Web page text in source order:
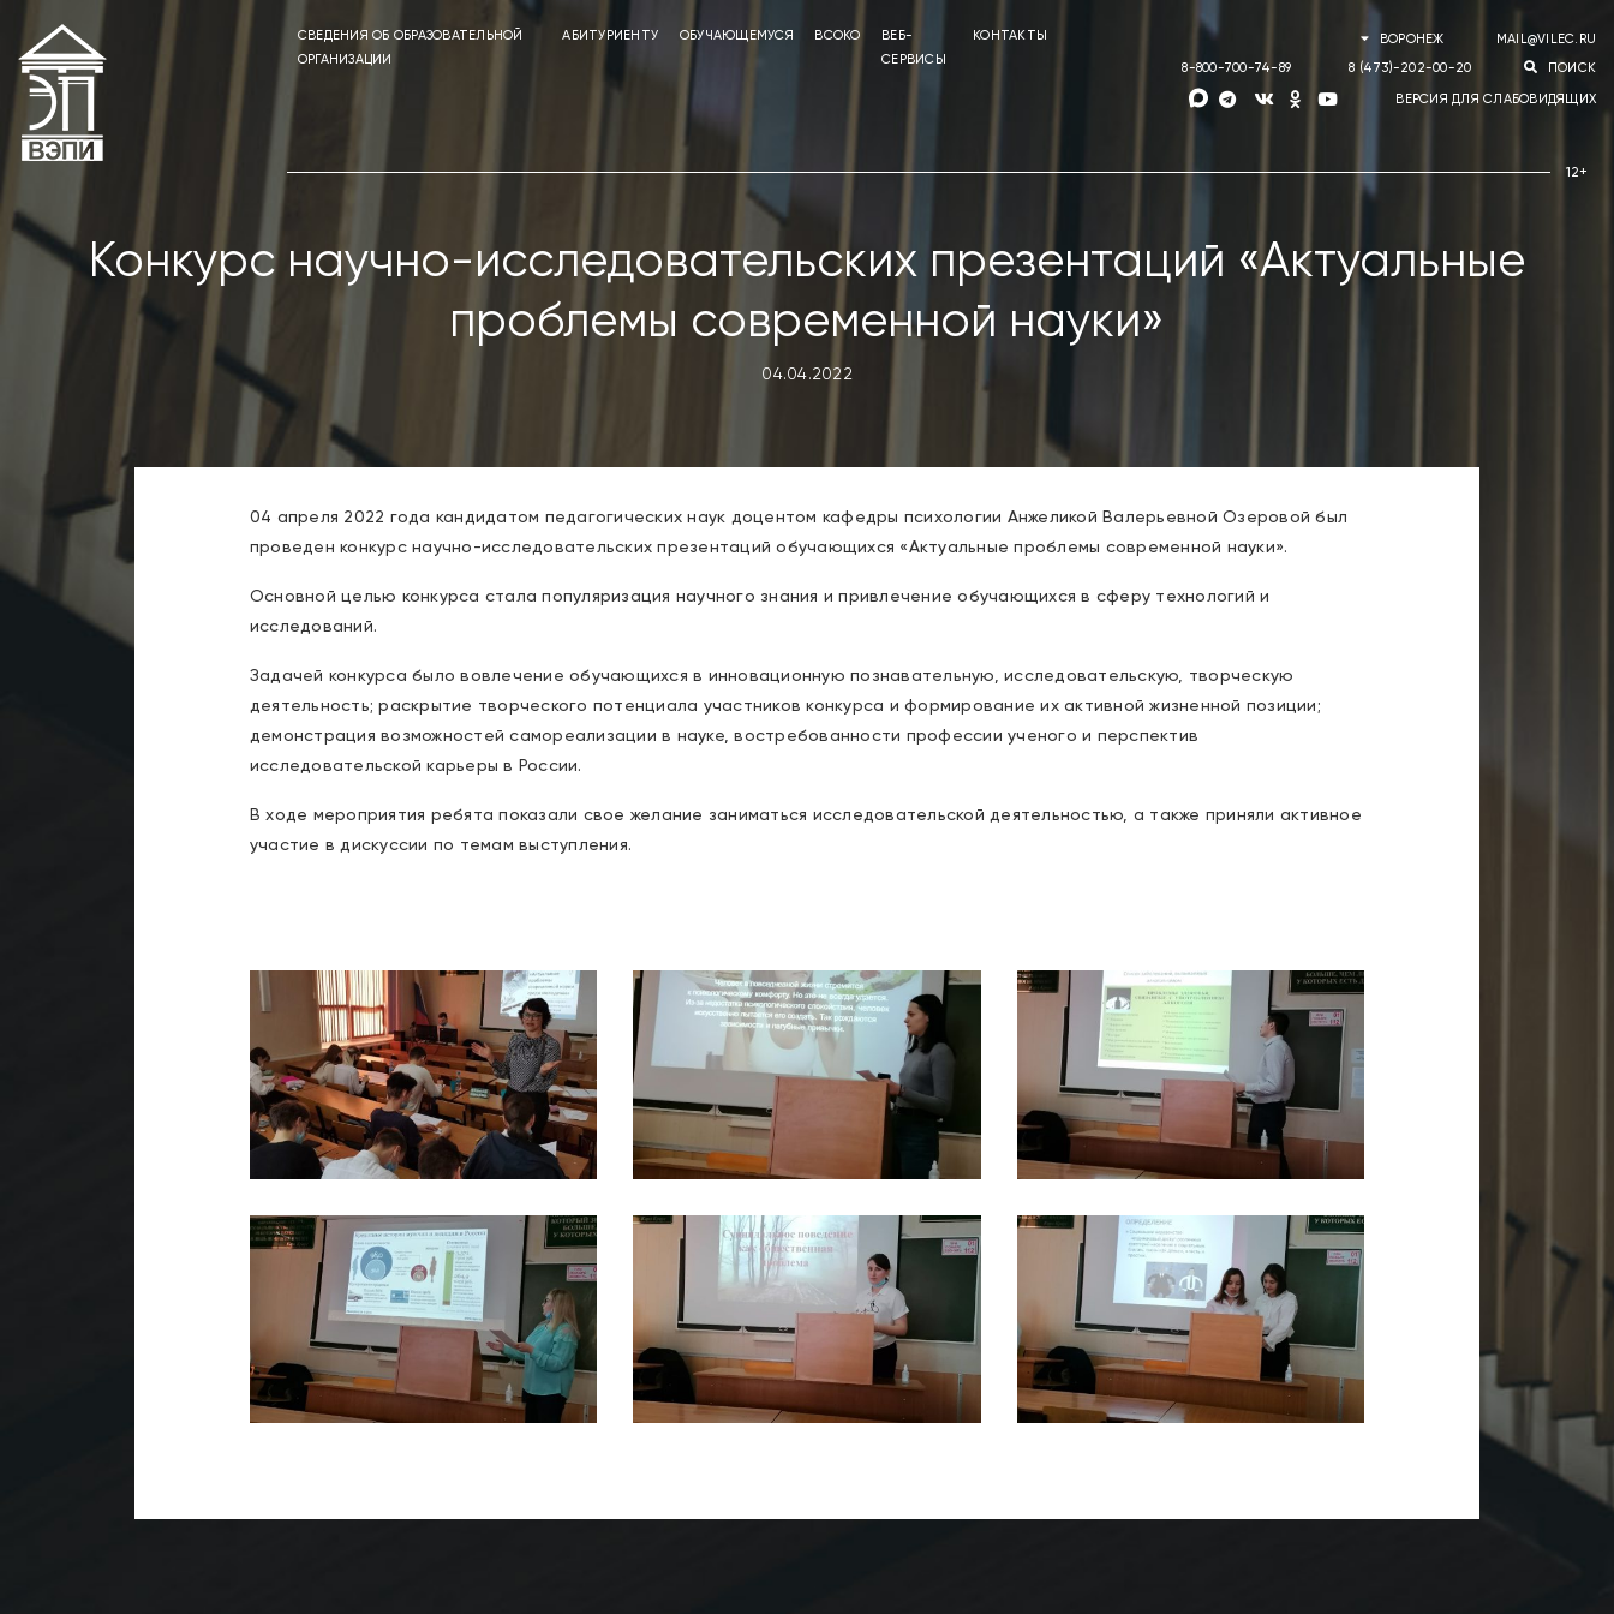
СВЕДЕНИЯ ОБ ОБРАЗОВАТЕЛЬНОЙ
ОРГАНИЗАЦИИ
АБИТУРИЕНТУ ОБУЧАЮЩЕМУСЯ ВСОКО
ВЕБ-
СЕРВИСЫ
КОНТАКТЫ ВОРОНЕЖ MAIL@VILEC.RU
8-800-700-74-89 8 (473)-202-00-20 ПОИСК
ВЕРСИЯ ДЛЯ СЛАБОВИДЯЩИХ
Конкурс научно-исследовательских презентаций «Актуальные
проблемы современной науки»
04.04.2022
04 апреля 2022 года кандидатом педагогических наук доцентом кафедры психологии Анжеликой Валерьевной Озеровой был
проведен конкурс научно-исследовательских презентаций обучающихся «Актуальные проблемы современной науки».
Основной целью конкурса стала популяризация научного знания и привлечение обучающихся в сферу технологий и
исследований.
Задачей конкурса было вовлечение обучающихся в инновационную познавательную, исследовательскую, творческую
деятельность; раскрытие творческого потенциала участников конкурса и формирование их активной жизненной позиции;
демонстрация возможностей самореализации в науке, востребованности профессии ученого и перспектив
исследовательской карьеры в России.
В ходе мероприятия ребята показали свое желание заниматься исследовательской деятельностью, а также приняли активное
участие в дискуссии по темам выступления.